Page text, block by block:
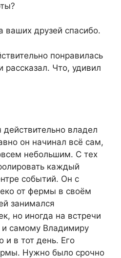
друзей спасибо.
понравилась
рассказал. Что, удивил
владел
он начинал всё сам,
небольшим. С тех
каждый
событий. Он с
от фермы в своём
занимался
но иногда на встречи
и самому Владимиру
и в тот день. Его
Нужно было срочно